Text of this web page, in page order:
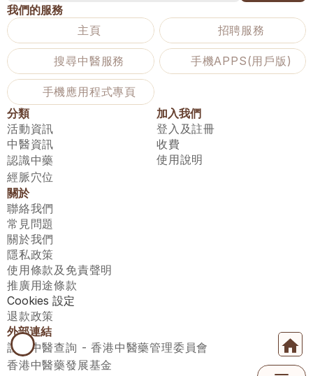
我們的服務
主頁
招聘服務
搜尋中醫服務 手機APPS(用戶版)
手機應用程式專頁
分類
活動資訊
中醫資訊
認識中藥
經脈穴位
加入我們
登入及註冊
收費
使用說明
關於
聯絡我們
常見問題
關於我們
隱私政策
使用條款及免責聲明
推廣用途條款
Cookies 設定
退款政策
外部連結
註冊中醫查詢 - 香港中醫藥管理委員會
香港中醫藥發展基金